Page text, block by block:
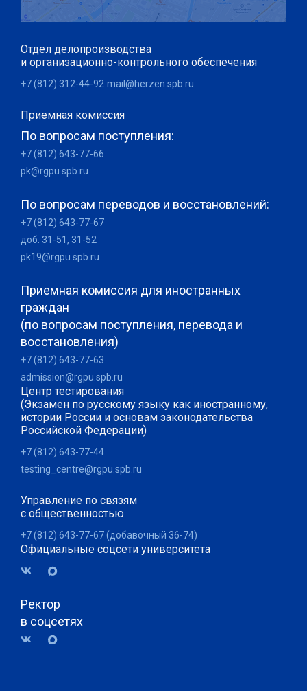
Отдел делопроизводства
и организационно-контрольного обеспечения
+7 (812) 312-44-92 mail@herzen.spb.ru
Приемная комиссия
По вопросам поступления:
+7 (812) 643-77-66
pk@rgpu.spb.ru
По вопросам переводов и восстановлений:
+7 (812) 643-77-67
доб. 31-51, 31-52
pk19@rgpu.spb.ru
Приемная комиссия для иностранных
граждан
(по вопросам поступления, перевода и
восстановления)
+7 (812) 643-77-63
admission@rgpu.spb.ru
Центр тестирования
(Экзамен по русскому языку как иностранному,
истории России и основам законодательства
Российской Федерации)
+7 (812) 643-77-44
testing_centre@rgpu.spb.ru
Управление по связям
с общественностью
+7 (812) 643-77-67 (добавочный 36-74)
Официальные соцсети университета
Ректор
в соцсетях